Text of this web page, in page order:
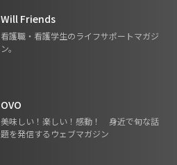
Will Friends
看護職・看護学生のライフサポートマガジ
ン。
OVO
美味しい！楽しい！感動！ 身近で旬な話
題を発信するウェブマガジン